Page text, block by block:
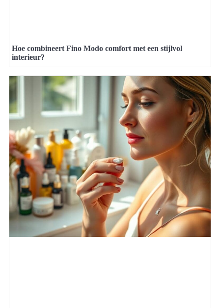
Hoe combineert Fino Modo comfort met een stijlvol
interieur?